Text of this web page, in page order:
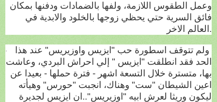
وعمل الطقوس اللازمة، ولفها بالضمادات ودفنها بمكان
فائق السرية حتي يحظي زوجها بالخلود والابدية في
العالم الاخر .
·
ولم تتوقف اسطورة حب "ايزيس واوزيريس" عند هذا
الحد فقد انطلقت "ايزيس " إلي احراش البردي، وعاشت
بها، متسترة خلال التسعة اشهر - فترة حملها - بعيدا عن
اعين الشيطان "ست" وهناك، انجبت "حورس" وهيأته
ليكون وريثا لعرش ابيه "اوزيريس"..ان ايزيس لجديرة